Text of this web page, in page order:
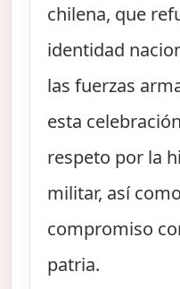
chilena, que
identidad
las fuerzas
esta
respeto por la
militar, así
compromiso
patria.